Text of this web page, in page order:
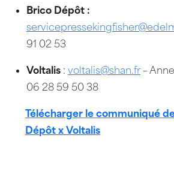
Brico Dépôt :
91 02 53
Voltalis : voltalis@shan.fr–
06 28 59 50 38
Télécharger le communiqué
Dépôt x Voltalis